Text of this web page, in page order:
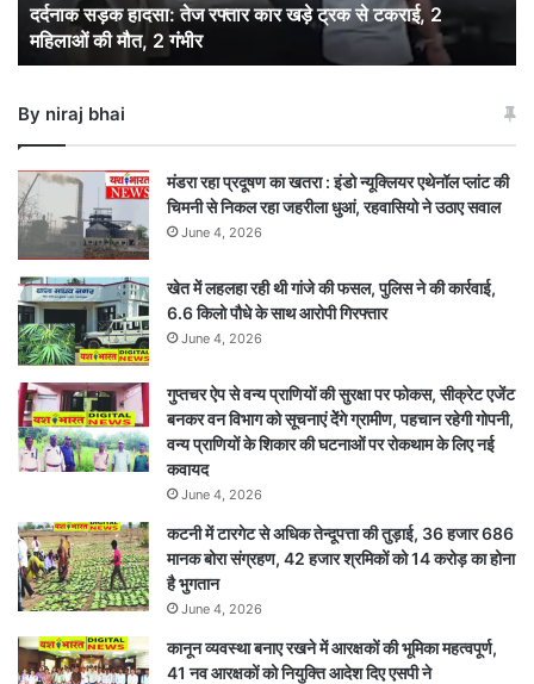
टकराई,
2
की
गंभीर
दर्दनाक सड़क हादसा: तेज रफ्तार कार खड़े ट्रक से टकराई, 2
महिलाओं की मौत, 2 गंभीर
By niraj bhai
मंडरा रहा प्रदूषण का खतरा : इंडो न्यूक्लियर एथेनॉल प्लांट की
चिमनी से निकल रहा जहरीला धुआं, रहवासियो ने उठाए सवाल
June 4, 2026
खेत में लहलहा रही थी गांजे की फसल, पुलिस ने की कार्रवाई,
6.6 किलो पौधे के साथ आरोपी गिरफ्तार
June 4, 2026
गुप्तचर ऐप से वन्य प्राणियों की सुरक्षा पर फोकस, सीक्रेट एजेंट
बनकर वन विभाग को सूचनाएं देेंगे ग्रामीण, पहचान रहेगी गोपनी,
वन्य प्राणियों के शिकार की घटनाओं पर रोकथाम के लिए नई
कवायद
June 4, 2026
कटनी में टारगेट से अधिक तेन्दूपत्ता की तुड़ाई, 36 हजार 686
मानक बोरा संग्रहण, 42 हजार श्रमिकों को 14 करोड़ का होना
है भुगतान
June 4, 2026
कानून व्यवस्था बनाए रखने में आरक्षकों की भूमिका महत्वपूर्ण,
41 नव आरक्षकों को नियुक्ति आदेश दिए एसपी ने